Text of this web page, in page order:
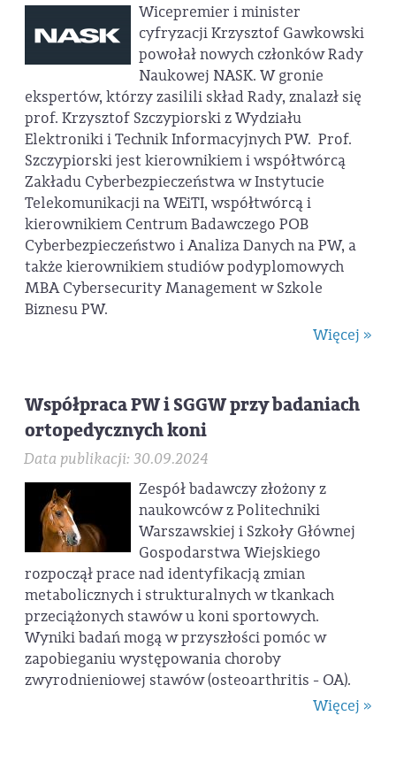
Wicepremier i minister
cyfryzacji Krzysztof Gawkowski
powołał nowych członków Rady
Naukowej NASK. W gronie
ekspertów, którzy zasilili skład Rady, znalazł się
prof. Krzysztof Szczypiorski z Wydziału
Elektroniki i Technik Informacyjnych PW. Prof.
Szczypiorski jest kierownikiem i współtwórcą
Zakładu Cyberbezpieczeństwa w Instytucie
Telekomunikacji na WEiTI, współtwórcą i
kierownikiem Centrum Badawczego POB
Cyberbezpieczeństwo i Analiza Danych na PW, a
także kierownikiem studiów podyplomowych
MBA Cybersecurity Management w Szkole
Biznesu PW.
Więcej »
Współpraca PW i SGGW przy badaniach
ortopedycznych koni
Data publikacji: 30.09.2024
Zespół badawczy złożony z
naukowców z Politechniki
Warszawskiej i Szkoły Głównej
Gospodarstwa Wiejskiego
rozpoczął prace nad identyfikacją zmian
metabolicznych i strukturalnych w tkankach
przeciążonych stawów u koni sportowych.
Wyniki badań mogą w przyszłości pomóc w
zapobieganiu występowania choroby
zwyrodnieniowej stawów (osteoarthritis - OA).
Więcej »